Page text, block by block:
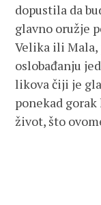
dopustila da
glavno oružje
Velika ili
oslobađanju
likova čiji je
ponekad
život, što